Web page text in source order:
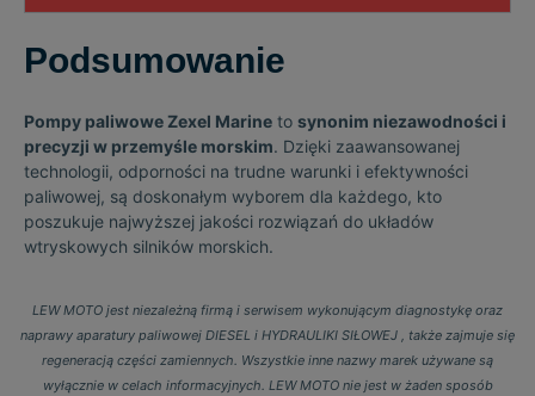
Podsumowanie
Pompy paliwowe Zexel Marine to synonim niezawodności i
precyzji w przemyśle morskim. Dzięki zaawansowanej
technologii, odporności na trudne warunki i efektywności
paliwowej, są doskonałym wyborem dla każdego, kto
poszukuje najwyższej jakości rozwiązań do układów
wtryskowych silników morskich.
LEW MOTO jest niezależną firmą i serwisem wykonującym diagnostykę oraz
naprawy aparatury paliwowej DIESEL i HYDRAULIKI SIŁOWEJ , także zajmuje się
regeneracją części zamiennych. Wszystkie inne nazwy marek używane są
wyłącznie w celach informacyjnych. LEW MOTO nie jest w żaden sposób